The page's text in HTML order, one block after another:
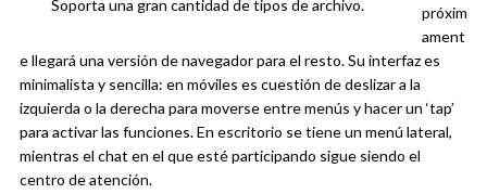
Soporta una gran cantidad de tipos de archivo.
próxim
ament
e llegará una versión de navegador para el resto. Su interfaz es
minimalista y sencilla: en móviles es cuestión de deslizar a la
izquierda o la derecha para moverse entre menús y hacer un ‘tap’
para activar las funciones. En escritorio se tiene un menú lateral,
mientras el chat en el que esté participando sigue siendo el
centro de atención.